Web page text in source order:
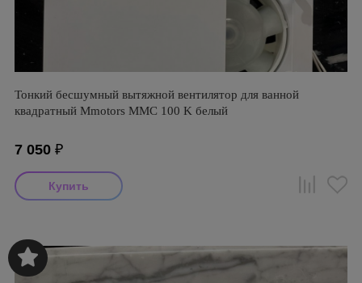
Тонкий бесшумный вытяжной вентилятор для ванной
квадратный Mmotors ММC 100 K белый
7 050 ₽